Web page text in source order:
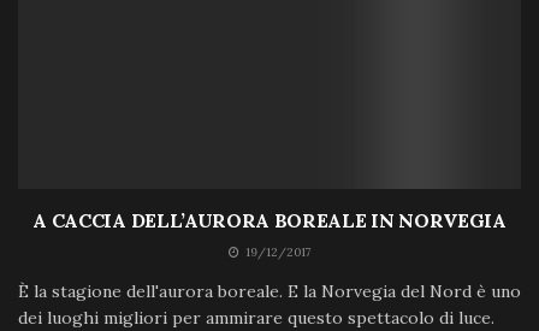
A CACCIA DELL’AURORA BOREALE IN NORVEGIA
19/12/2017
È la stagione dell'aurora boreale. E la Norvegia del Nord è uno
dei luoghi migliori per ammirare questo spettacolo di luce.